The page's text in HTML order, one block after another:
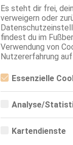
Es steht dir frei,
verweigern oder
findest du im
Verwendung von
Nutzererfahrung
Essenzielle
Essenzielle Cookies
werden. Die Webseite
Analyse/
Analyse- bzw.
Zugriffsstatistiken
Kartendienste
3.0km,
Xena -
42 Jahre,
GF6, NSa,
Freiburg im
Zlata!
42 Jahre,
ZK, 69,